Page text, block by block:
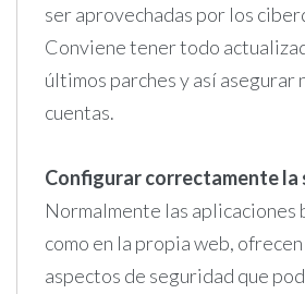
ser aprovechadas por los
Conviene tener todo
últimos parches y así asegurar
cuentas.
Configurar correctamente la
Normalmente las aplicaciones
como en la propia web,
aspectos de seguridad que